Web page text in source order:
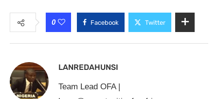
0 Facebook Twitter
LANREDAHUNSI
Team Lead OFA |